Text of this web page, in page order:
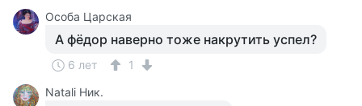
Особа Царская
А фёдор наверно тоже накрутить успел?
6 лет
1
Natali Ник.